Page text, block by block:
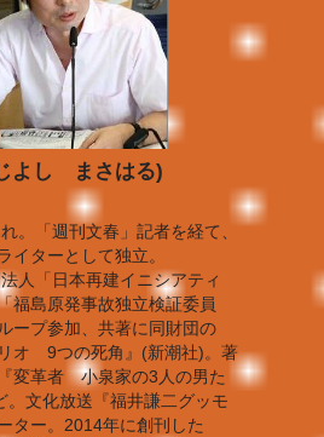
よし まさはる)
。「週刊文春」記者を経て、
イターとして独立。
人「日本再建イニシアティ
福島原発事故独立検証委員
ープ参加、共著に同財団の
リオ 9つの死角』(新潮社)。著
変革者 小泉家の3人の男た
。文化放送『福井謙二グッモ
ター。2014年に創刊した